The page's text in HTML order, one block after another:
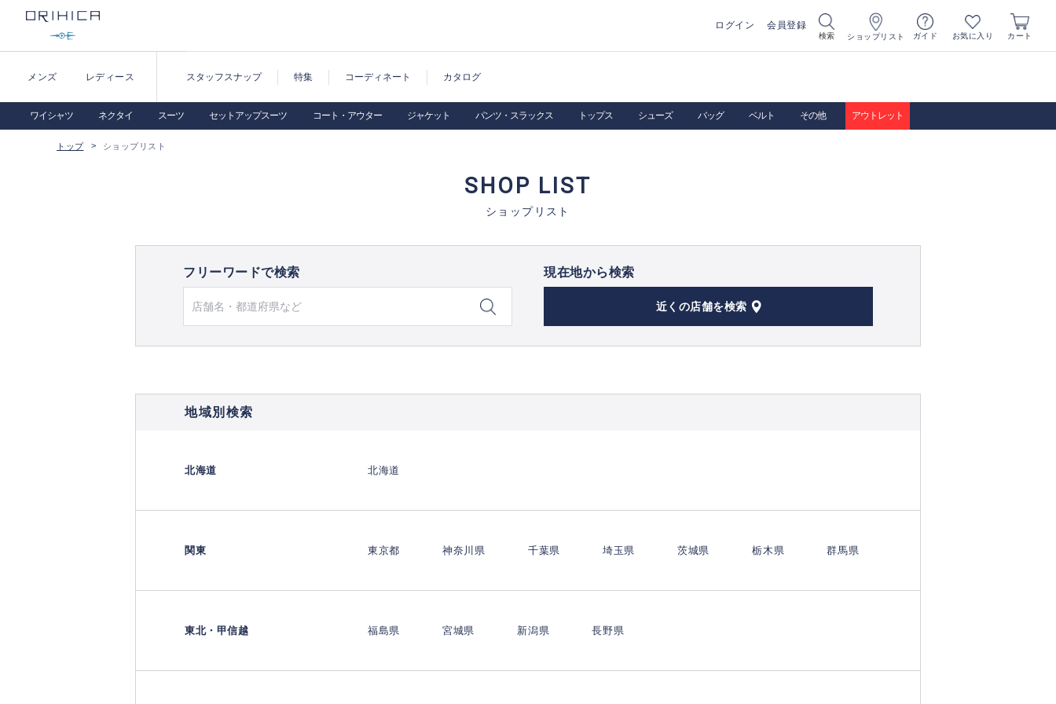
ログイン 会員登録
検索 ショップリスト ガイド お気に入り カート
メンズ レディース スタッフスナップ 特集 コーディネート カタログ
ワイシャツ ネクタイ スーツ セットアップスーツ コート・アウター ジャケット パンツ・スラックス トップス シューズ バッグ ベルト その他 アウトレット
トップ ショップリスト
SHOP LIST
ショップリスト
フリーワードで検索 現在地から検索
近くの店舗を検索
地域別検索
北海道 北海道
関東 東京都 神奈川県 千葉県 埼玉県 茨城県 栃木県 群馬県
東北・甲信越 福島県 宮城県 新潟県 長野県